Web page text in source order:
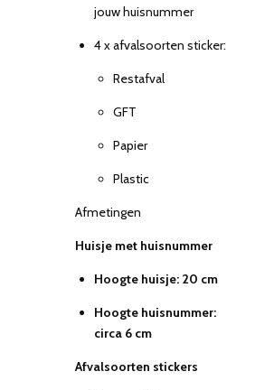
jouw huisnummer
4 x afvalsoorten sticker:
Restafval
GFT
Papier
Plastic
Afmetingen
Huisje met huisnummer
Hoogte huisje: 20 cm
Hoogte huisnummer:
circa 6 cm
Afvalsoorten stickers